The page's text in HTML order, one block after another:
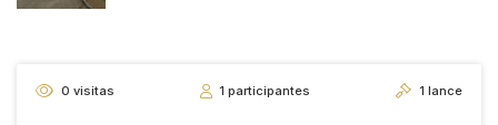
0 visitas 1participantes 1 lance